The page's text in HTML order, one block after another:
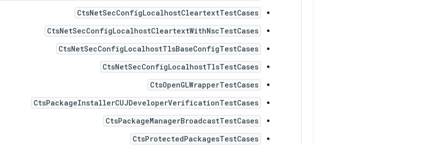
CtsNetSecConfigLocalhostCleartextTestCases
CtsNetSecConfigLocalhostCleartextWithNscTestCases
CtsNetSecConfigLocalhostTlsBaseConfigTestCases
CtsNetSecConfigLocalhostTlsTestCases
CtsOpenGLWrapperTestCases
CtsPackageInstallerCUJDeveloperVerificationTestCases
CtsPackageManagerBroadcastTestCases
CtsProtectedPackagesTestCases